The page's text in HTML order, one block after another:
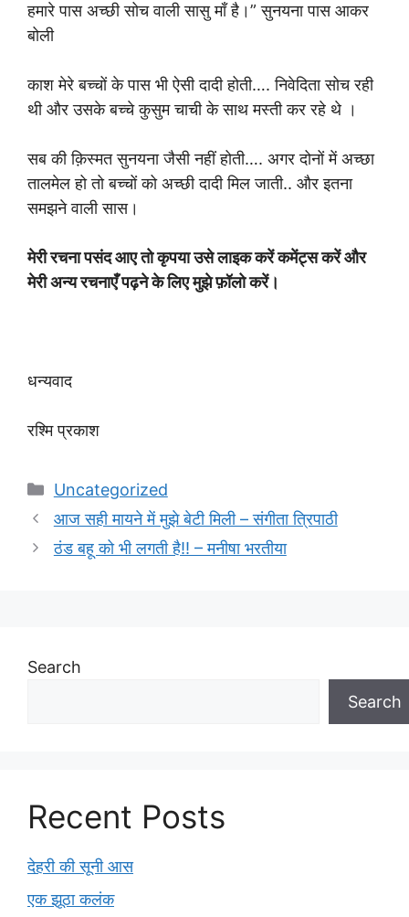
हमारे पास अच्छी सोच वाली सासु माँ है।” सुनयना पास आकर
बोली
काश मेरे बच्चों के पास भी ऐसी दादी होती…. निवेदिता सोच रही
थी और उसके बच्चे कुसुम चाची के साथ मस्ती कर रहे थे ।
सब की क़िस्मत सुनयना जैसी नहीं होती…. अगर दोनों में अच्छा
तालमेल हो तो बच्चों को अच्छी दादी मिल जाती.. और इतना
समझने वाली सास।
मेरी रचना पसंद आए तो कृपया उसे लाइक करें कमेंट्स करें और
मेरी अन्य रचनाएँ पढ़ने के लिए मुझे फ़ॉलो करें।
धन्यवाद
रश्मि प्रकाश
Categories
Uncategorized
आज सही मायने में मुझे बेटी मिली – संगीता त्रिपाठी
ठंड बहू को भी लगती है!! – मनीषा भरतीया
Search
Search
Recent Posts
देहरी की सूनी आस
एक झूठा कलंक